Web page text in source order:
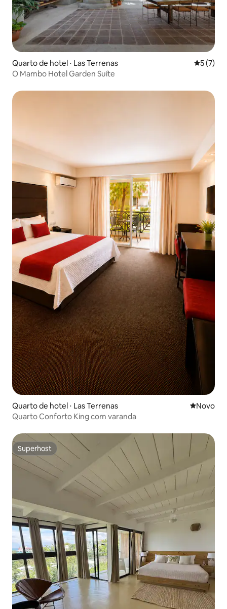
Quarto de hotel ⋅ Las Terrenas 5 de
5 (7)
O Mambo Hotel Garden Suíte
Quarto de hotel ⋅ Las Terrenas Novo
Novo
Quarto Conforto King com varanda
Superhost
Superhost